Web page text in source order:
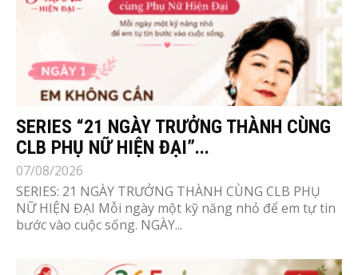
SERIES “21 NGÀY TRƯỞNG THÀNH CÙNG
CLB PHỤ NỮ HIỆN ĐẠI”...
07/08/2026
SERIES: 21 NGÀY TRƯỞNG THÀNH CÙNG CLB PHỤ
NỮ HIỆN ĐẠI Mỗi ngày một kỹ năng nhỏ để em tự tin
bước vào cuộc sống. NGÀY...